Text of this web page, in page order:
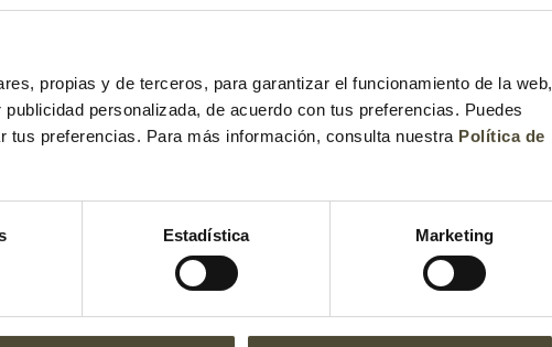
propias y de terceros, para garantizar el funcionamiento de la web,
personalizada, de acuerdo con tus preferencias. Puedes
preferencias. Para más información, consulta nuestra Política de
Estadística Marketing